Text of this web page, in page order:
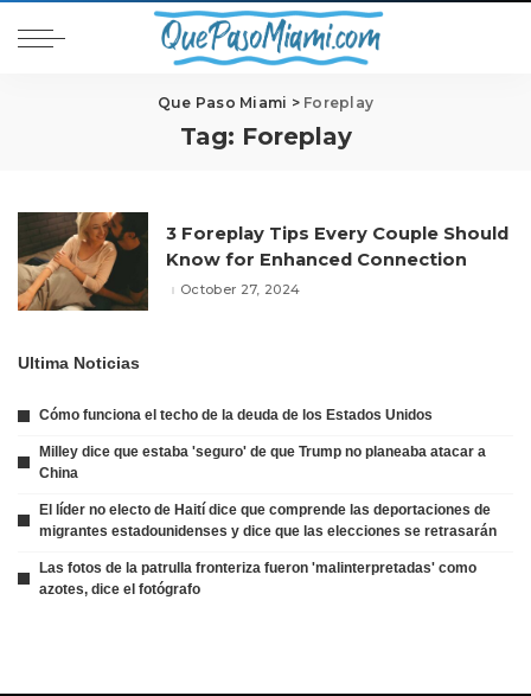
Que Paso Miami > Foreplay
Tag: Foreplay
3 Foreplay Tips Every Couple Should
Know for Enhanced Connection
October 27, 2024
Ultima Noticias
Cómo funciona el techo de la deuda de los Estados Unidos
Milley dice que estaba 'seguro' de que Trump no planeaba atacar a
China
El líder no electo de Haití dice que comprende las deportaciones de
migrantes estadounidenses y dice que las elecciones se retrasarán
Las fotos de la patrulla fronteriza fueron 'malinterpretadas' como
azotes, dice el fotógrafo